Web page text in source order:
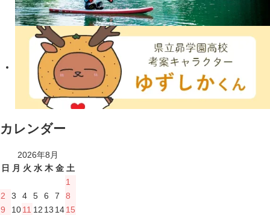
カレンダー
2026年8月
日
月 火 水 木 金 土
1
2
3 4 5 6 7
8
9
1011 12 13 1415